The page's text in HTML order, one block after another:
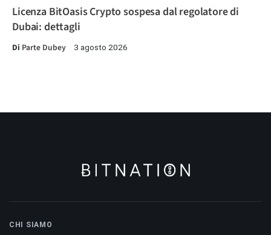
Licenza BitOasis Crypto sospesa dal regolatore di
Dubai: dettagli
Di Parte Dubey 3 agosto 2026
CHI SIAMO